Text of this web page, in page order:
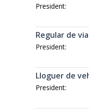
President:
Regular de
President:
Lloguer de
President: